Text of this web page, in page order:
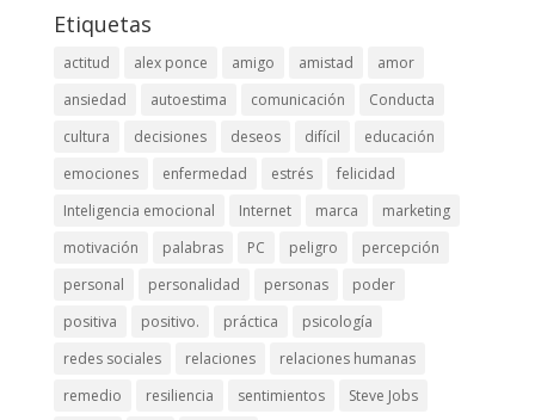
Etiquetas
actitud alex ponce amigo amistad
amor
ansiedad
autoestima comunicación
Conducta
cultura
decisiones deseos difícil
educación
emociones
enfermedad estrés
felicidad
Inteligencia emocional
Internet marca
marketing
motivación
palabras PC peligro
percepción
personal
personalidad personas
poder
positiva
positivo. práctica
psicología
redes sociales
relaciones
relaciones humanas
remedio
resiliencia sentimientos
Steve Jobs